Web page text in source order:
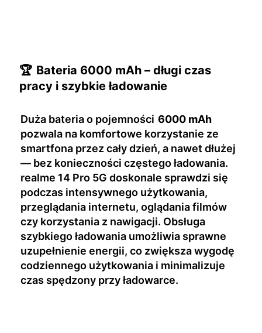
🏆 Bateria 6000 mAh – długi czas
pracy i szybkie ładowanie
Duża bateria o pojemności 6000 mAh
pozwala na komfortowe korzystanie ze
smartfona przez cały dzień, a nawet dłużej
— bez konieczności częstego ładowania.
realme 14 Pro 5G doskonale sprawdzi się
podczas intensywnego użytkowania,
przeglądania internetu, oglądania filmów
czy korzystania z nawigacji. Obsługa
szybkiego ładowania umożliwia sprawne
uzupełnienie energii, co zwiększa wygodę
codziennego użytkowania i minimalizuje
czas spędzony przy ładowarce.